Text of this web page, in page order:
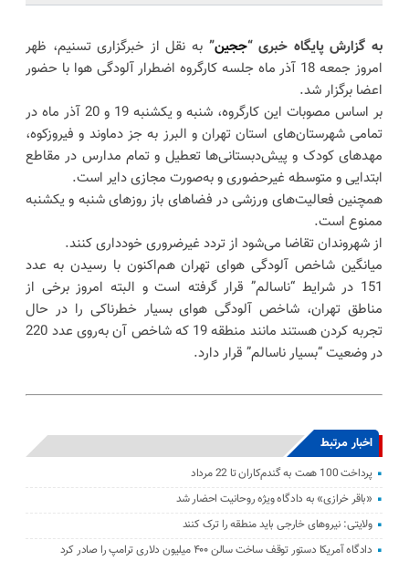
به گزارش پایگاه خبری “ججین” به نقل از خبرگزاری تسنیم، ظهر
امروز جمعه 18 آذر ماه جلسه کارگروه اضطرار آلودگی هوا با حضور
اعضا برگزار شد.
بر اساس مصوبات این کارگروه، شنبه و یکشنبه 19 و 20 آذر ماه در
تمامی شهرستان‌های استان تهران و البرز به جز دماوند و فیروزکوه،
مهدهای کودک و پیش‌دبستانی‌ها تعطیل و تمام مدارس در مقاطع
ابتدایی و متوسطه غیرحضوری و به‌صورت مجازی دایر است.
همچنین فعالیت‌های ورزشی در فضاهای باز روزهای شنبه و یکشنبه
ممنوع است.
از شهروندان تقاضا می‌شود از تردد غیرضروری خودداری کنند.
میانگین شاخص آلودگی هوای تهران هم‌اکنون با رسیدن به عدد
151 در شرایط “ناسالم” قرار گرفته است و البته امروز برخی از
مناطق تهران، شاخص آلودگی هوای بسیار خطرناکی را در حال
تجربه کردن هستند مانند منطقه 19 که شاخص آن به‌روی عدد 220
در وضعیت “بسیار ناسالم” قرار دارد.
اخبار مرتبط
پرداخت 100 همت به گندم‌کاران تا 22 مرداد
«باقر خرازی» به دادگاه ویژه روحانیت احضار شد
ولایتی: نیرو‌های خارجی باید منطقه را ترک کنند
دادگاه آمریکا دستور توقف ساخت سالن ۴۰۰ میلیون دلاری ترامپ را صادر کرد